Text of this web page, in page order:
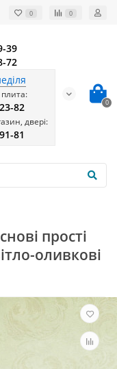
0 0
39
72
82
двері:
81
0
прості
оливкові